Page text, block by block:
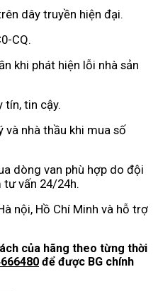
dây truyền hiện đại.
CQ.
khi phát hiện lỗi nhà sản
tín, tin cậy.
và nhà thầu khi mua số
dòng van phù hợp do đội
tư vấn 24/24h.
nội, Hồ Chí Minh và hỗ trợ
của hãng theo từng thời
để được BG chính